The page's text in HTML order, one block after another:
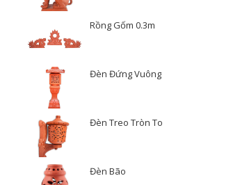
Rồng Gốm 0.3m
Đèn Đứng Vuông
Đèn Treo Tròn To
Đèn Bão